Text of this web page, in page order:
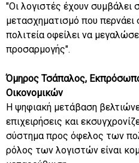
"Οι λογιστές έχουν συμβάλει
μετασχηματισμό που
πολιτεία οφείλει να
προσαρμογής".
Όμηρος Τσάπαλος,
Οικονομικών
Η ψηφιακή μετάβαση
επιχειρήσεις και
σύστημα προς όφελος των
ρόλος των λογιστών είναι